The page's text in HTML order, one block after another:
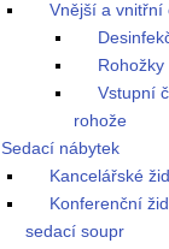
Vnější a vnitřní
Rohožky
Vstupní
rohože
Sedací nábytek
Kancelářské
Konferenční
sedací soupr